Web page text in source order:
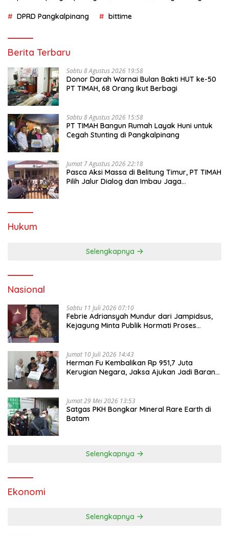
DPRD Pangkalpinang bittime
Berita Terbaru
Sabtu 8 Agustus 2026 19:58
Donor Darah Warnai Bulan Bakti HUT ke-50
PT TIMAH, 68 Orang Ikut Berbagi
Sabtu 8 Agustus 2026 15:58
PT TIMAH Bangun Rumah Layak Huni untuk
Cegah Stunting di Pangkalpinang
Jumat 7 Agustus 2026 22:18
Pasca Aksi Massa di Belitung Timur, PT TIMAH
Pilih Jalur Dialog dan Imbau Jaga
Hukum
Selengkapnya
Nasional
Sabtu 11 Juli 2026 07:10
Febrie Adriansyah Mundur dari Jampidsus,
Kejagung Minta Publik Hormati Proses
Jumat 10 Juli 2026 14:43
Herman Fu Kembalikan Rp 951,7 Juta
Kerugian Negara, Jaksa Ajukan Jadi Barang
Jumat 29 Mei 2026 13:53
Satgas PKH Bongkar Mineral Rare Earth di
Selengkapnya
Ekonomi
Selengkapnya